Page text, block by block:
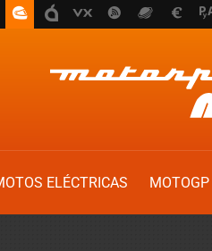
ELÉCTRICAS MOTOGP